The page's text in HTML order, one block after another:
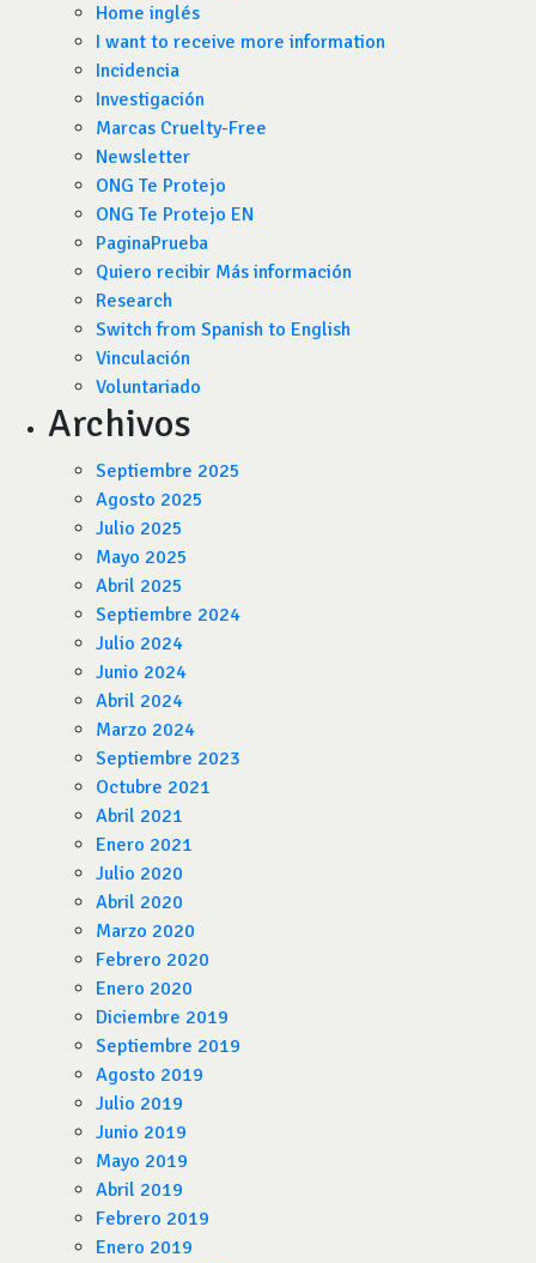
Home inglés
I want to receive more information
Incidencia
Investigación
Marcas Cruelty-Free
Newsletter
ONG Te Protejo
ONG Te Protejo EN
PaginaPrueba
Quiero recibir Más información
Research
Switch from Spanish to English
Vinculación
Voluntariado
Archivos
Septiembre 2025
Agosto 2025
Julio 2025
Mayo 2025
Abril 2025
Septiembre 2024
Julio 2024
Junio 2024
Abril 2024
Marzo 2024
Septiembre 2023
Octubre 2021
Abril 2021
Enero 2021
Julio 2020
Abril 2020
Marzo 2020
Febrero 2020
Enero 2020
Diciembre 2019
Septiembre 2019
Agosto 2019
Julio 2019
Junio 2019
Mayo 2019
Abril 2019
Febrero 2019
Enero 2019